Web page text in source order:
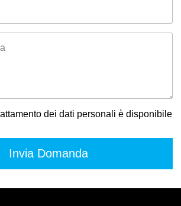
dei dati personali è disponibile